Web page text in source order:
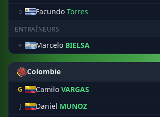
b Facundo Torres
ENTRAÎNEURS
e
Marcelo BIELSA
Colombie
G Camilo VARGAS
J Daniel MUNOZ